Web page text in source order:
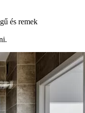
és remek